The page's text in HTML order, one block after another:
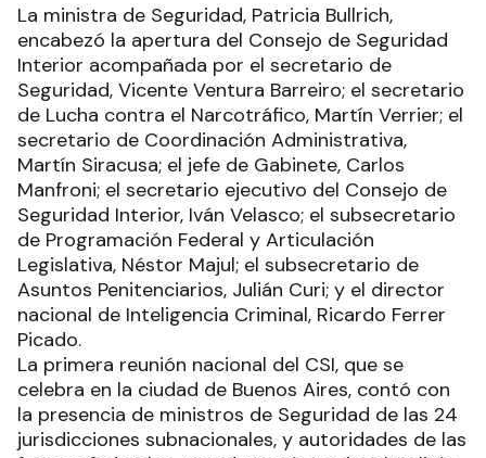
La ministra de Seguridad, Patricia Bullrich,
encabezó la apertura del Consejo de Seguridad
Interior acompañada por el secretario de
Seguridad, Vicente Ventura Barreiro; el secretario
de Lucha contra el Narcotráfico, Martín Verrier; el
secretario de Coordinación Administrativa,
Martín Siracusa; el jefe de Gabinete, Carlos
Manfroni; el secretario ejecutivo del Consejo de
Seguridad Interior, Iván Velasco; el subsecretario
de Programación Federal y Articulación
Legislativa, Néstor Majul; el subsecretario de
Asuntos Penitenciarios, Julián Curi; y el director
nacional de Inteligencia Criminal, Ricardo Ferrer
Picado.
La primera reunión nacional del CSI, que se
celebra en la ciudad de Buenos Aires, contó con
la presencia de ministros de Seguridad de las 24
jurisdicciones subnacionales, y autoridades de las